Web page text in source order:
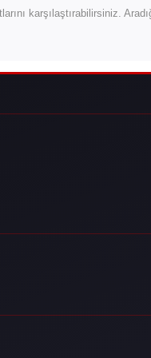
karşılaştırabilirsiniz.